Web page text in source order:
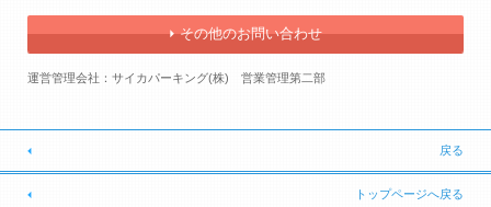
その他のお問い合わせ
運営管理会社：サイカパーキング(株) 営業管理第二部
戻る
トップページへ戻る